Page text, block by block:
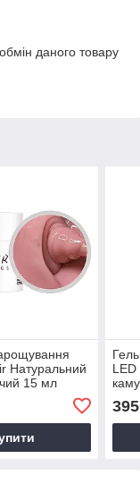
даного товару
Натуральний
15 мл
395